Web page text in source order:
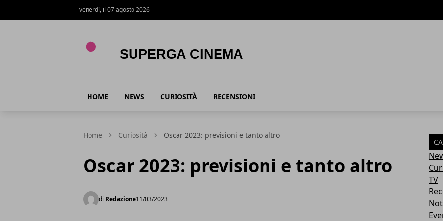
venerdì, il 07 agosto 2026
HOME NEWS CURIOSITÀ RECENSIONI
Home Curiosità Oscar 2023: previsioni e tanto altro
Oscar 2023: previsioni e tanto altro
di Redazione11/03/2023
TV